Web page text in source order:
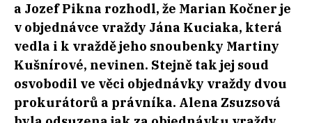
a Jozef Pikna rozhodl, že Marian Kočner je
v objednávce vraždy Jána Kuciaka, která
vedla i k vraždě jeho snoubenky Martiny
Kušnírové, nevinen. Stejně tak jej soud
osvobodil ve věci objednávky vraždy dvou
prokurátorů a právníka. Alena Zsuzsová